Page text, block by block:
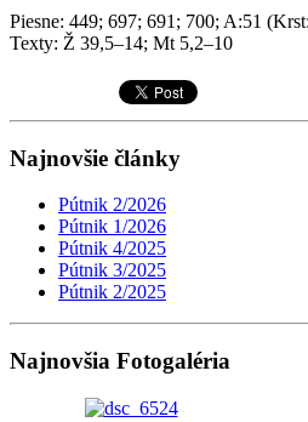
Piesne: 449; 697; 691; 700; A:51
Texty: Ž 39,5–14; Mt 5,2–10
Najnovšie články
Pútnik 2/2026
Pútnik 1/2026
Pútnik 4/2025
Pútnik 3/2025
Pútnik 2/2025
Najnovšia Fotogaléria